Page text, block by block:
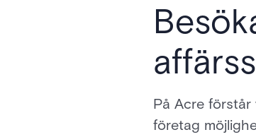
På Acre förstår
företag